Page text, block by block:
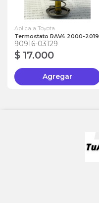
Aplica a Toyota
Termostato RAV4 2000-2019
90916-03129
$ 17.000
Agregar